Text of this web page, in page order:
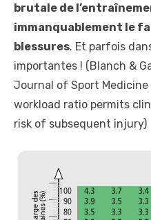
brutale de
immanquablement le
blessures. Et parfois
importantes ! (Blanch &
Journal of Sport
workload ratio permits
risk of subsequent injury)